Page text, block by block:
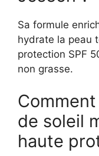
Sa formule
hydrate la peau
protection SPF
non grasse.
de soleil
haute